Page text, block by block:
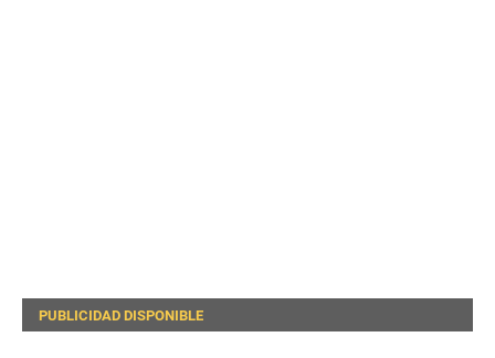
PUBLICIDAD DISPONIBLE